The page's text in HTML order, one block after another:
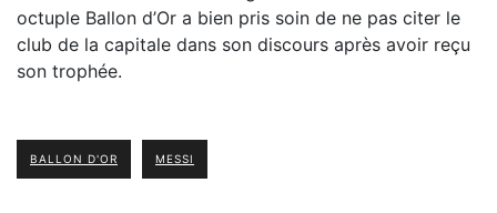
octuple Ballon d’Or a bien pris soin de ne pas citer le
club de la capitale dans son discours après avoir reçu
son trophée.
BALLON D'OR MESSI